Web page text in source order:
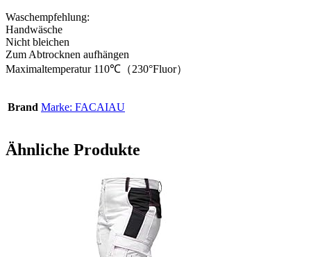
Waschempfehlung:
Handwäsche
Nicht bleichen
Zum Abtrocknen aufhängen
Maximaltemperatur 110℃（230°Fluor）
Brand Marke: FACAIAU
Ähnliche Produkte